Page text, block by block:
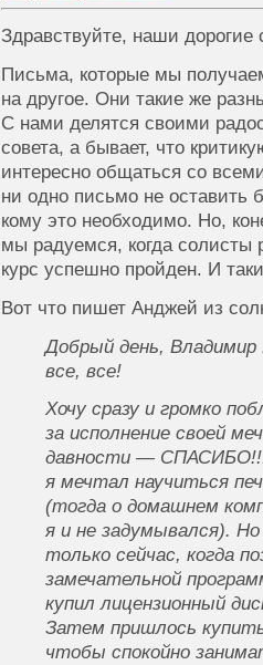
Здравствуйте, наши дорогие
Письма, которые мы
на другое. Они такие же
С нами делятся своими
совета, а бывает, что
интересно общаться со
ни одно письмо не оставить
кому это необходимо. Но,
мы радуемся, когда солисты
курс успешно пройден. И
Вот что пишет Анджей из
Добрый день, Владимир
все, все!
Хочу сразу и громко
за исполнение своей
давности —
я мечтал научиться
(тогда о домашнем
я и не задумывался).
только сейчас, когда
замечательной
купил лицензионный
Затем пришлось
чтобы спокойно